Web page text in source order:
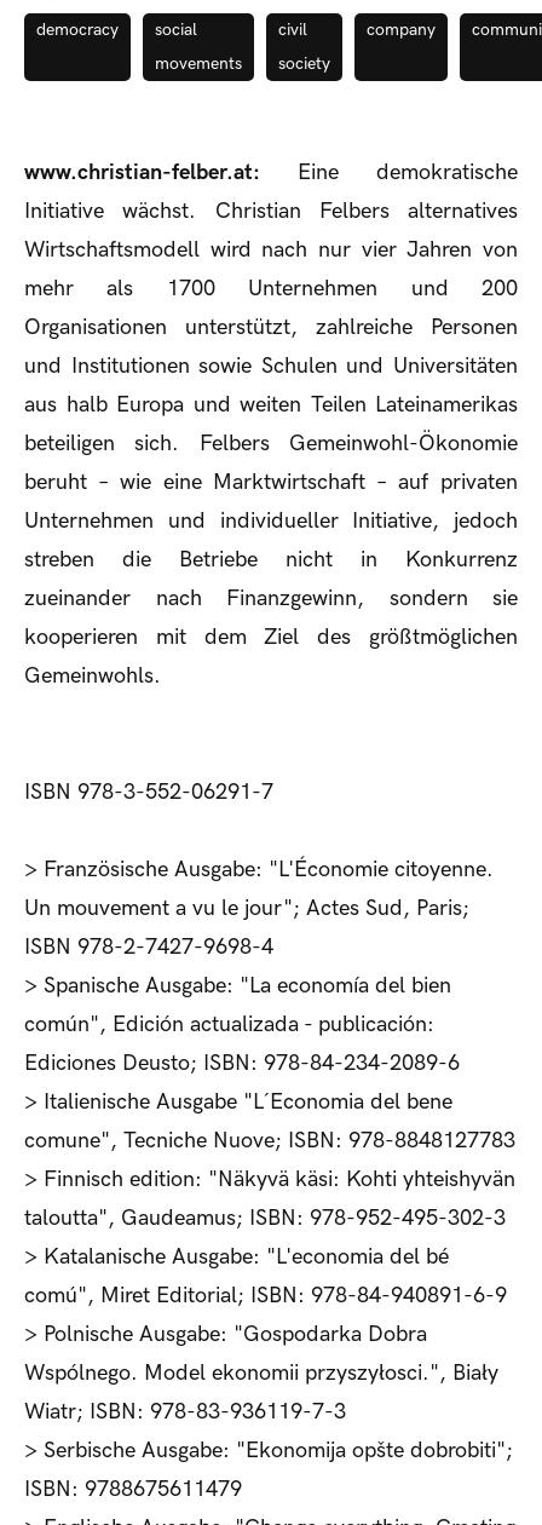
democracy
social
movements
civil
society
company
www.christian-felber.at: Eine demokratische
Initiative wächst. Christian Felbers alternatives
Wirtschaftsmodell wird nach nur vier Jahren von
mehr als 1700 Unternehmen und 200
Organisationen unterstützt, zahlreiche Personen
und Institutionen sowie Schulen und Universitäten
aus halb Europa und weiten Teilen Lateinamerikas
beteiligen sich. Felbers Gemeinwohl-Ökonomie
beruht – wie eine Marktwirtschaft – auf privaten
Unternehmen und individueller Initiative, jedoch
streben die Betriebe nicht in Konkurrenz
zueinander nach Finanzgewinn, sondern sie
kooperieren mit dem Ziel des größtmöglichen
Gemeinwohls.
ISBN 978-3-552-06291-7
> Französische Ausgabe: "L'Économie citoyenne.
Un mouvement a vu le jour"; Actes Sud, Paris;
ISBN 978-2-7427-9698-4
> Spanische Ausgabe: "La economía del bien
común", Edición actualizada - publicación:
Ediciones Deusto; ISBN: 978-84-234-2089-6
> Italienische Ausgabe "L´Economia del bene
comune", Tecniche Nuove; ISBN: 978-8848127783
> Finnisch edition: "Näkyvä käsi: Kohti yhteishyvän
taloutta", Gaudeamus; ISBN: 978-952-495-302-3
> Katalanische Ausgabe: "L'economia del bé
comú", Miret Editorial; ISBN: 978-84-940891-6-9
> Polnische Ausgabe: "Gospodarka Dobra
Wspólnego. Model ekonomii przyszyłosci.", Biały
Wiatr; ISBN: 978-83-936119-7-3
> Serbische Ausgabe: "Ekonomija opšte dobrobiti";
ISBN: 9788675611479